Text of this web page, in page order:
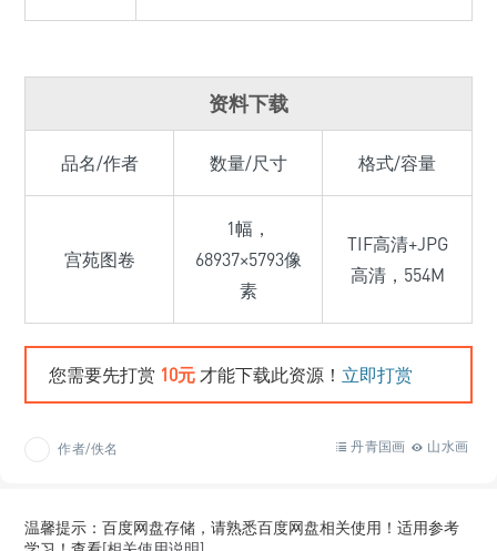
资料下载
品名/作者 数量/尺寸 格式/容量
宫苑图卷
1幅，
68937×5793像
素
TIF高清+JPG
高清，554M
您需要先打赏 10元 才能下载此资源！ 立即打赏
作者/佚名 山水画
丹青国画
温馨提示：百度网盘存储，请熟悉百度网盘相关使用！适用参考